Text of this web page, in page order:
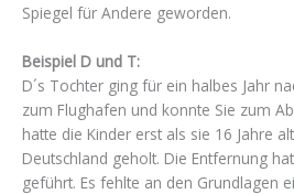
Spiegel für Andere geworden.
Beispiel D und T:
D´s Tochter ging für ein halbes Jahr
zum Flughafen und konnte Sie zum
hatte die Kinder erst als sie 16 Jahre
Deutschland geholt. Die Entfernung
geführt. Es fehlte an den Grundlagen